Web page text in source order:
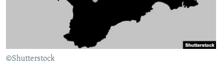
ВІДЕОУРОКИ «ELIFBE»
СВІДЧЕННЯ ОКУПАЦІЇ
УКРАЇНСЬКА ПРОБЛЕМА КРИМУ
ІНФОГРАФІКА
ДОЛУЧАЙСЯ!
©Shutterstock